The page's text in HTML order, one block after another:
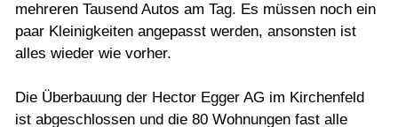
mehreren Tausend Autos am Tag. Es müssen noch ein
paar Kleinigkeiten angepasst werden, ansonsten ist
alles wieder wie vorher.
Die Überbauung der Hector Egger AG im Kirchenfeld
ist abgeschlossen und die 80 Wohnungen fast alle